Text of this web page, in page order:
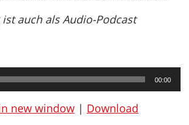
auch als Audio-Podcast
00:00
new window | Download